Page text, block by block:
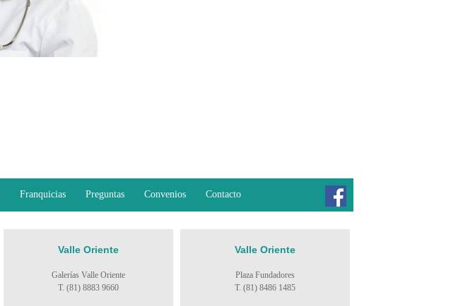
Franquicias Preguntas Convenios Contacto
Valle Oriente
Galerías Valle Oriente
T. (81) 8883 9660
Valle Oriente
Plaza Fundadores
T. (81) 8486 1485